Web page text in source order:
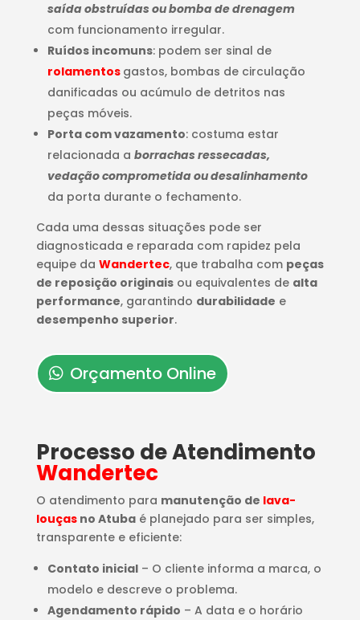
saída obstruídas ou bomba de drenagem
com funcionamento irregular.
Ruídos incomuns: podem ser sinal de
rolamentos gastos, bombas de circulação
danificadas ou acúmulo de detritos nas
peças móveis.
Porta com vazamento: costuma estar
relacionada a borrachas ressecadas,
vedação comprometida ou desalinhamento
da porta durante o fechamento.
Cada uma dessas situações pode ser
diagnosticada e reparada com rapidez pela
equipe da Wandertec, que trabalha com peças
de reposição originaisou equivalentes de alta
performance, garantindo durabilidade e
desempenho superior.
Orçamento Online
Processo de Atendimento
Wandertec
O atendimento para manutenção de lava-
louçasno Atubaé planejado para ser simples,
transparente e eficiente:
Contato inicial– O cliente informa a marca, o
modelo e descreve o problema.
Agendamento rápido – A data e o horário